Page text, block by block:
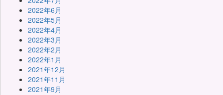
2022年6月
2022年5月
2022年4月
2022年3月
2022年2月
2022年1月
2021年12月
2021年11月
2021年9月